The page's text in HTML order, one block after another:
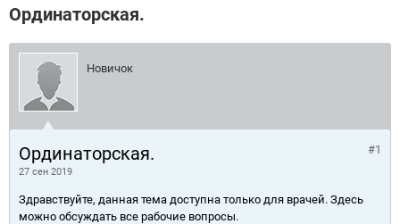
Ординаторская.
Новичок
Ординаторская.
27 сен 2019
#1
Здравствуйте, данная тема доступна только для врачей. Здесь
можно обсуждать все рабочие вопросы.